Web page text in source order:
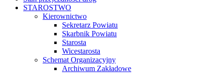
STAROSTWO
Kierownictwo
Sekretarz Powiatu
Skarbnik Powiatu
Starosta
Wicestarosta
Schemat Organizacyjny
Archiwum Zakładowe